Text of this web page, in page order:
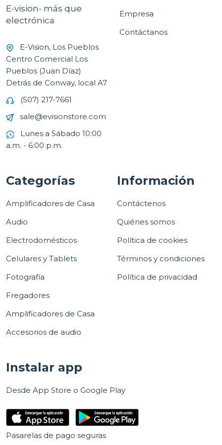
E-vision- más que
electrónica
E-Vision, Los Pueblos
Centro Comercial Los
Pueblos (Juan Díaz)
Detrás de Conway, local A7
(507) 217-7661
sale@evisionstore.com
Lunes a Sábado 10:00
a.m. - 6:00 p.m.
Empresa
Contáctanos
Categorías
Amplificadores de Casa
Audio
Electrodomésticos
Celulares y Tablets
Fotografía
Fregadores
Amplificadores de Casa
Accesorios de audio
Información
Contáctenos
Quiénes somos
Política de cookies
Términos y condiciones
Política de privacidad
Instalar app
Desde App Store o Google Play
Pasarelas de pago seguras